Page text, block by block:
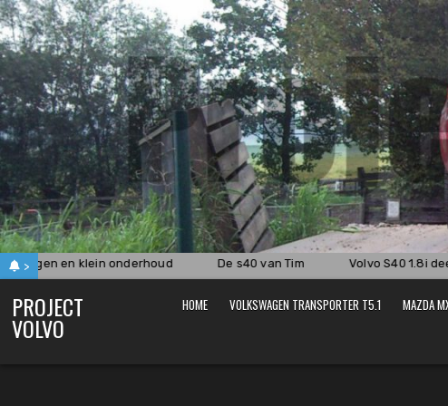
Skip
to
content
> en klein onderhoud De s40 van Tim Volvo S40 1.8i deel
PROJECT
VOLVO
HOME VOLKSWAGEN TRANSPORTER T5.1 MAZDA